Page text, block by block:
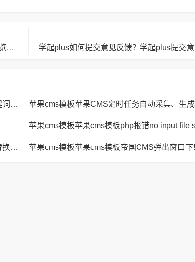
夸克浏览器如何更改浏览器标识？夸克浏览器更改浏览器标识的操作流程
苹果cms模板苹果CMS页面title标题、keywords关键词、description描述SEO优化 苹果cms模板苹果CMS定时任务自动采集、生
苹果cms模板苹果cms模板JavaScript replace方法替换字符串空格方法